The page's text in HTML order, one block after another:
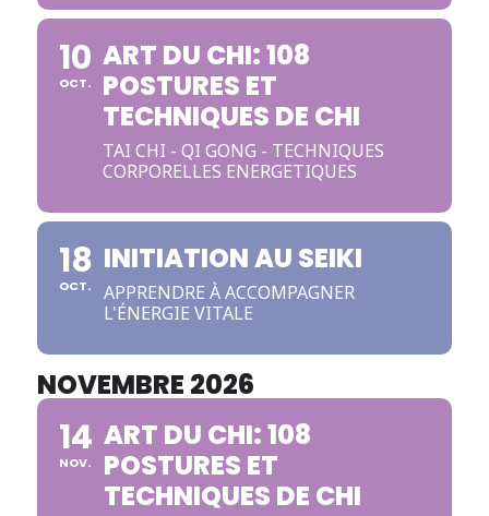
10
OCT.
ART DU CHI: 108
POSTURES ET
TECHNIQUES DE CHI
TAI CHI - QI GONG - TECHNIQUES
CORPORELLES ENERGETIQUES
18
OCT.
INITIATION AU SEIKI
APPRENDRE À ACCOMPAGNER
L'ÉNERGIE VITALE
NOVEMBRE 2026
14
NOV.
ART DU CHI: 108
POSTURES ET
TECHNIQUES DE CHI